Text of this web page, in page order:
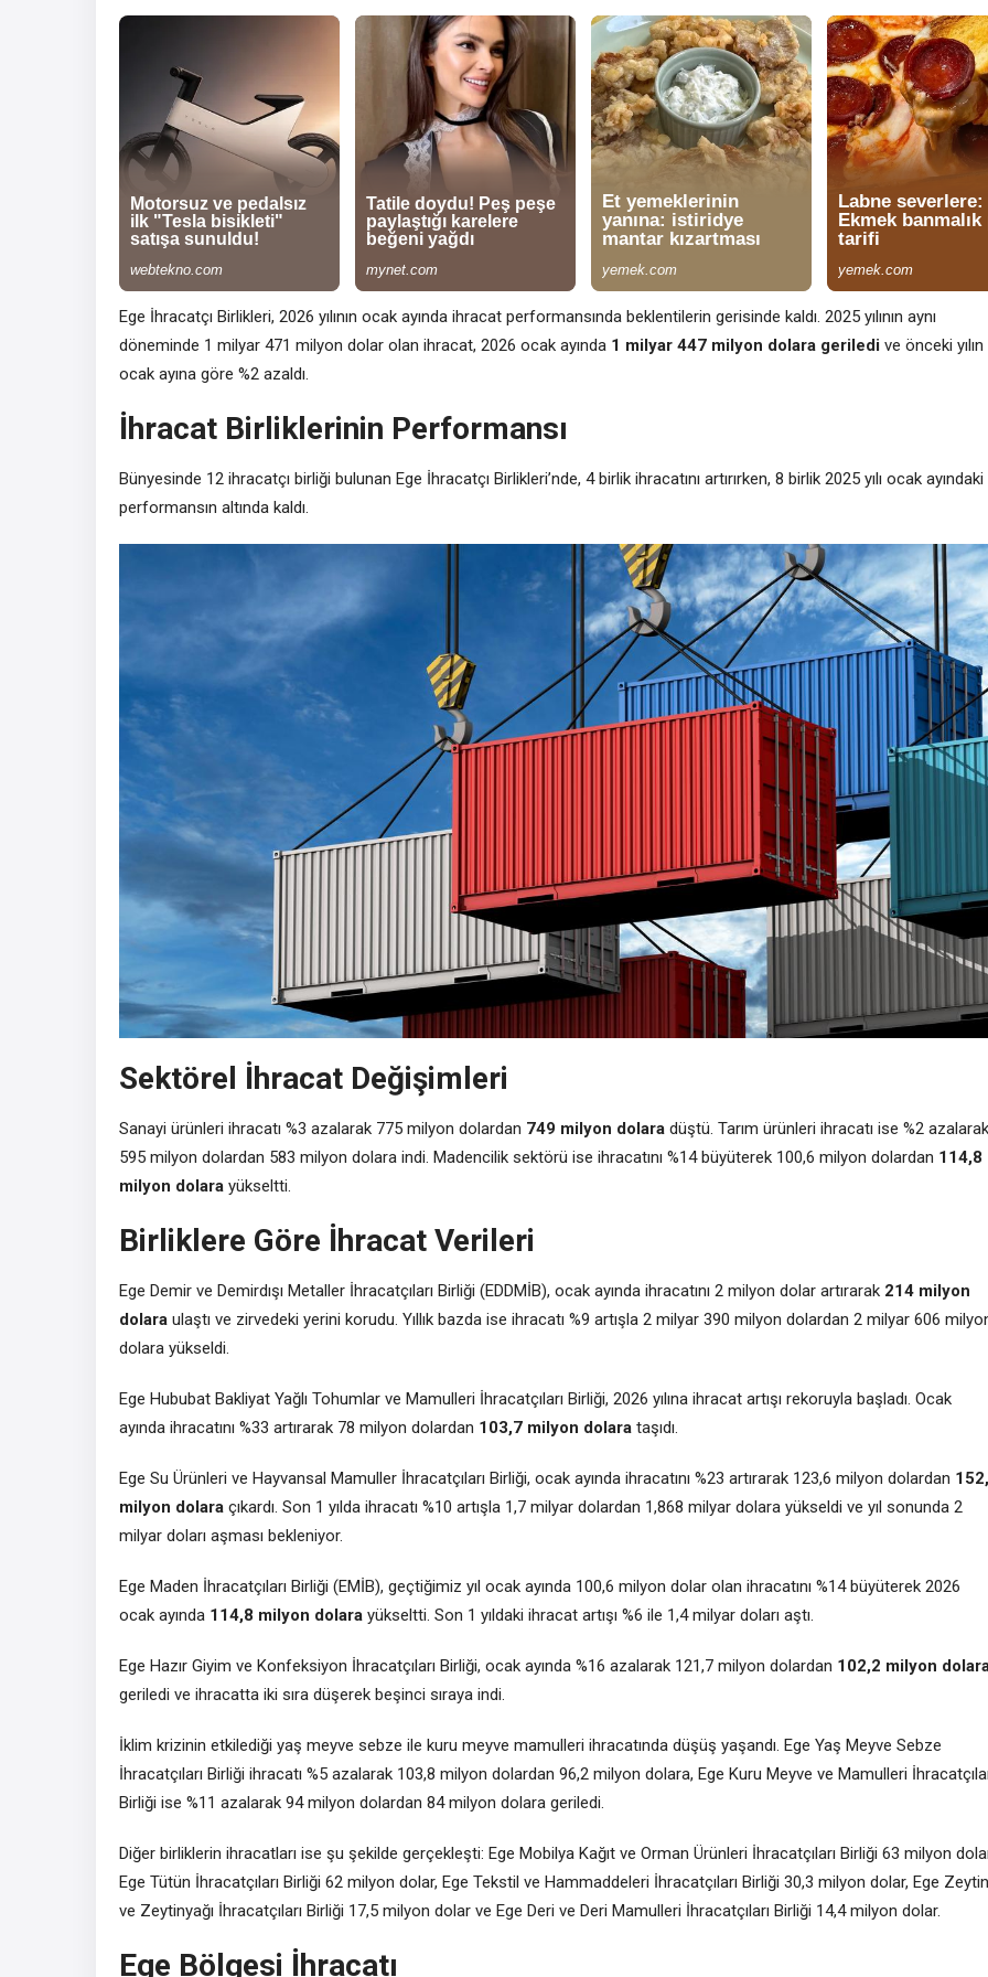
Ege İhracatçı Birlikleri, 2026 yılının ocak ayında ihracat performansında beklentilerin gerisinde kaldı. 2025 yılının aynı
döneminde 1 milyar 471 milyon dolar olan ihracat, 2026 ocak ayında 1 milyar 447 milyon dolara geriledi ve önceki yılın
ocak ayına göre %2 azaldı.
İhracat Birliklerinin Performansı
Bünyesinde 12 ihracatçı birliği bulunan Ege İhracatçı Birlikleri’nde, 4 birlik ihracatını artırırken, 8 birlik 2025 yılı ocak ayındaki
performansın altında kaldı.
Sektörel İhracat Değişimleri
Sanayi ürünleri ihracatı %3 azalarak 775 milyon dolardan 749 milyon dolara düştü. Tarım ürünleri ihracatı ise %2 azalarak
595 milyon dolardan 583 milyon dolara indi. Madencilik sektörü ise ihracatını %14 büyüterek 100,6 milyon dolardan 114,8
milyon dolara yükseltti.
Birliklere Göre İhracat Verileri
Ege Demir ve Demirdışı Metaller İhracatçıları Birliği (EDDMİB), ocak ayında ihracatını 2 milyon dolar artırarak 214 milyon
dolara ulaştı ve zirvedeki yerini korudu. Yıllık bazda ise ihracatı %9 artışla 2 milyar 390 milyon dolardan 2 milyar 606
dolara yükseldi.
Ege Hububat Bakliyat Yağlı Tohumlar ve Mamulleri İhracatçıları Birliği, 2026 yılına ihracat artışı rekoruyla başladı. Ocak
ayında ihracatını %33 artırarak 78 milyon dolardan 103,7 milyon dolara taşıdı.
Ege Su Ürünleri ve Hayvansal Mamuller İhracatçıları Birliği, ocak ayında ihracatını %23 artırarak 123,6 milyon dolardan
milyon dolara çıkardı. Son 1 yılda ihracatı %10 artışla 1,7 milyar dolardan 1,868 milyar dolara yükseldi ve yıl sonunda 2
milyar doları aşması bekleniyor.
Ege Maden İhracatçıları Birliği (EMİB), geçtiğimiz yıl ocak ayında 100,6 milyon dolar olan ihracatını %14 büyüterek 2026
ocak ayında 114,8 milyon dolara yükseltti. Son 1 yıldaki ihracat artışı %6 ile 1,4 milyar doları aştı.
Ege Hazır Giyim ve Konfeksiyon İhracatçıları Birliği, ocak ayında %16 azalarak 121,7 milyon dolardan 102,2 milyon
geriledi ve ihracatta iki sıra düşerek beşinci sıraya indi.
İklim krizinin etkilediği yaş meyve sebze ile kuru meyve mamulleri ihracatında düşüş yaşandı. Ege Yaş Meyve Sebze
İhracatçıları Birliği ihracatı %5 azalarak 103,8 milyon dolardan 96,2 milyon dolara, Ege Kuru Meyve ve Mamulleri
Birliği ise %11 azalarak 94 milyon dolardan 84 milyon dolara geriledi.
Diğer birliklerin ihracatları ise şu şekilde gerçekleşti: Ege Mobilya Kağıt ve Orman Ürünleri İhracatçıları Birliği 63 milyon
Ege Tütün İhracatçıları Birliği 62 milyon dolar, Ege Tekstil ve Hammaddeleri İhracatçıları Birliği 30,3 milyon dolar, Ege Zeytin
ve Zeytinyağı İhracatçıları Birliği 17,5 milyon dolar ve Ege Deri ve Deri Mamulleri İhracatçıları Birliği 14,4 milyon dolar.
Ege Bölgesi İhracatı